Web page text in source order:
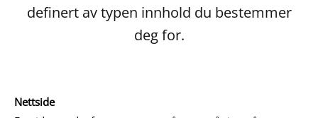
definert av typen innhold du bestemmer
deg for.
Nettside